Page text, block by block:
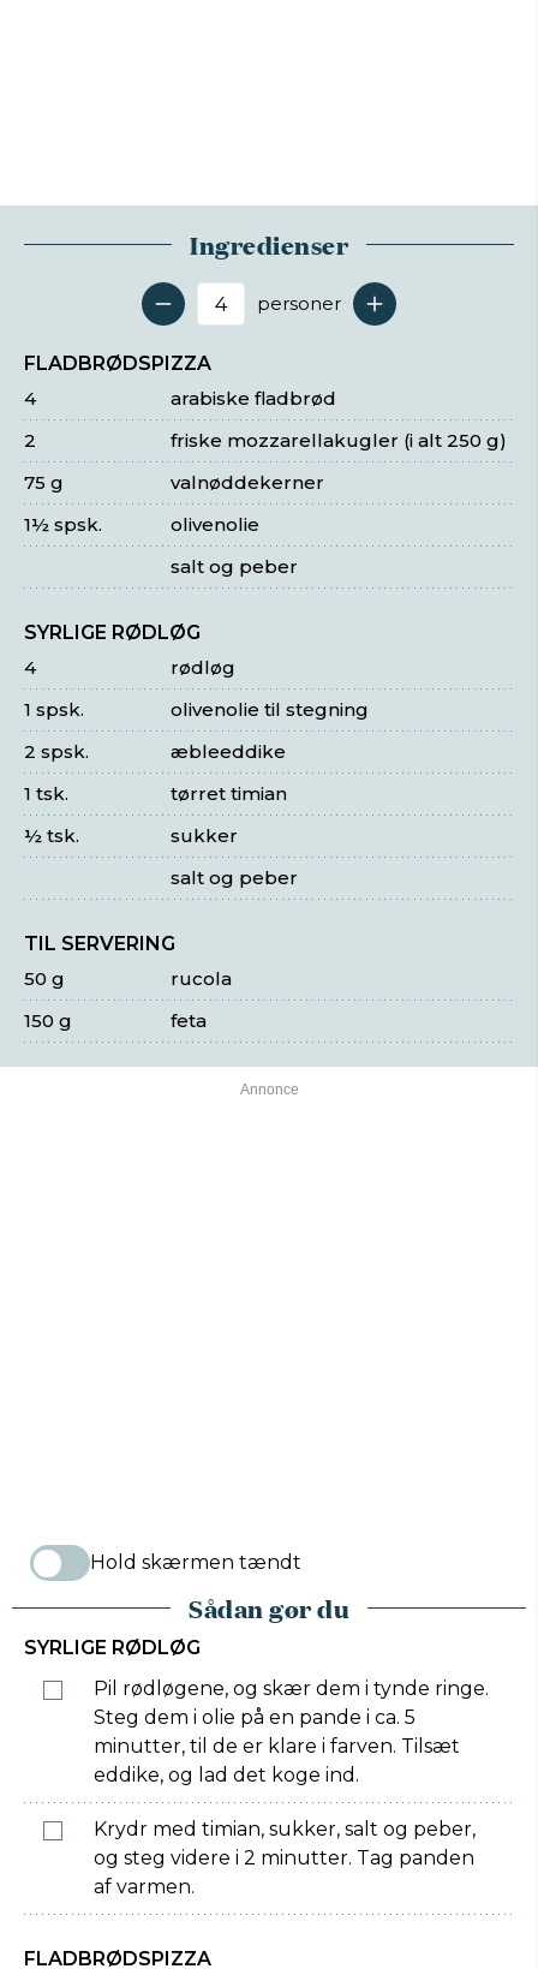
Ingredienser
Antal serveringer
personer
FLADBRØDSPIZZA
arabiske fladbrød
4
friske mozzarellakugler (i alt 250 g)
2
valnøddekerner
75 g
olivenolie
1½ spsk.
salt og peber
SYRLIGE RØDLØG
rødløg
4
olivenolie til stegning
1 spsk.
æbleeddike
2 spsk.
tørret timian
1 tsk.
sukker
½ tsk.
salt og peber
TIL SERVERING
rucola
50 g
feta
150 g
Hold skærmen tændt
Sådan gør du
SYRLIGE RØDLØG
Pil rødløgene, og skær dem i tynde ringe.
Steg dem i olie på en pande i ca. 5
minutter, til de er klare i farven. Tilsæt
eddike, og lad det koge ind.
Krydr med timian, sukker, salt og peber,
og steg videre i 2 minutter. Tag panden
af varmen.
FLADBRØDSPIZZA